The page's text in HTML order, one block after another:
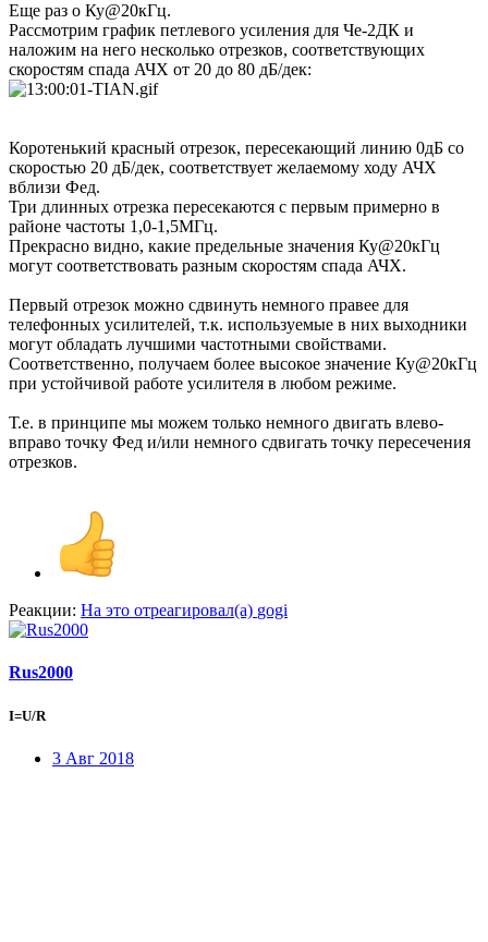
Еще раз о Ку@20кГц.
Рассмотрим график петлевого усиления для Че-2ДК и
наложим на него несколько отрезков, соответствующих
скоростям спада АЧХ от 20 до 80 дБ/дек:
Коротенький красный отрезок, пересекающий линию 0дБ со
скоростью 20 дБ/дек, соответствует желаемому ходу АЧХ
вблизи Фед.
Три длинных отрезка пересекаются с первым примерно в
районе частоты 1,0-1,5МГц.
Прекрасно видно, какие предельные значения Ку@20кГц
могут соответствовать разным скоростям спада АЧХ.
Первый отрезок можно сдвинуть немного правее для
телефонных усилителей, т.к. используемые в них выходники
могут обладать лучшими частотными свойствами.
Соответственно, получаем более высокое значение Ку@20кГц
при устойчивой работе усилителя в любом режиме.
Т.е. в принципе мы можем только немного двигать влево-
вправо точку Фед и/или немного сдвигать точку пересечения
отрезков.
Реакции: На это отреагировал(а) gogi
Rus2000
I=U/R
3 Авг 2018